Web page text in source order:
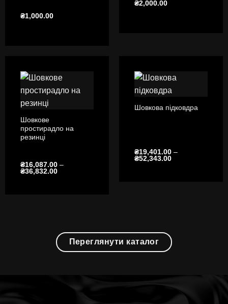
₴1,000.00
₴2,000.00
Шовкове
простирадло на
резинці
₴16,087.00 –
₴36,832.00Діапазон
Шовкова підковдра
₴19,401.00 –
₴52,343.00Діапазон
Переглянути каталог